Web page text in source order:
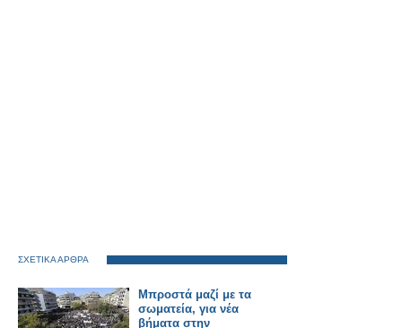
ΣΧΕΤΙΚΑ ΑΡΘΡΑ
Μπροστά μαζί με τα
σωματεία, για νέα
βήματα στην